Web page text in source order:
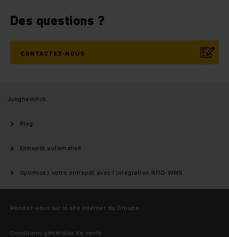
Des questions ?
CONTACTEZ-NOUS
Jungheinrich
Blog
Entrepôt automatisé
Optimisez votre entrepôt avec l'intégration RFID-WMS
Rendez-vous sur le site Internet du Groupe
Conditions générales de vente